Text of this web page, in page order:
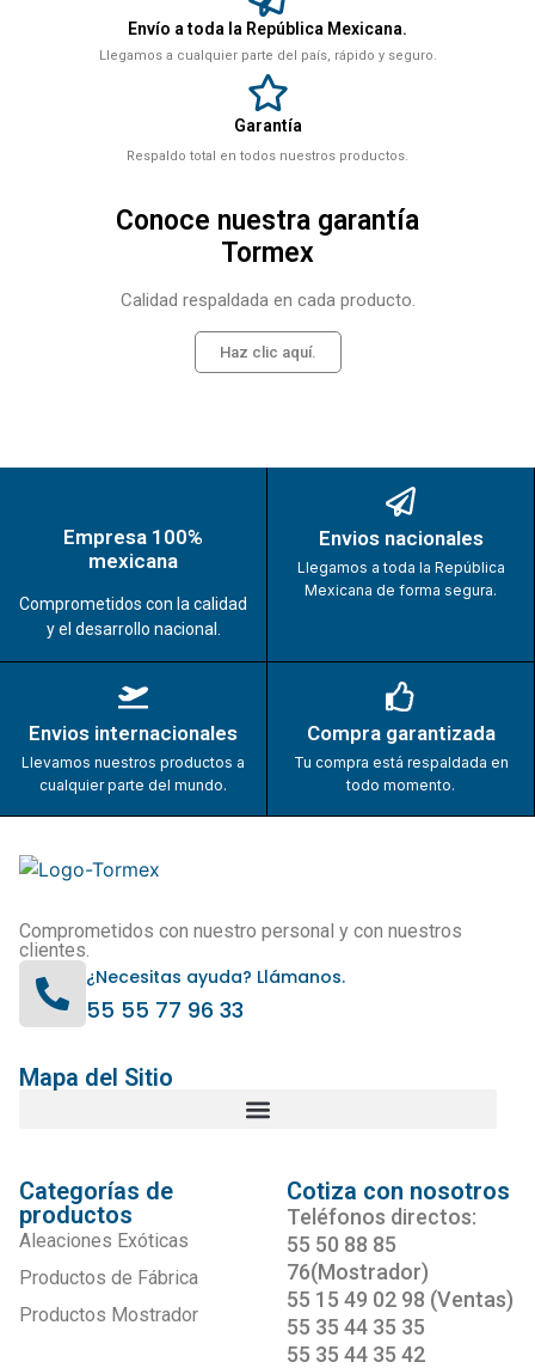
Envío a toda la República Mexicana.
Llegamos a cualquier parte del país, rápido y seguro.
Garantía
Respaldo total en todos nuestros productos.
Conoce nuestra garantía
Tormex
Calidad respaldada en cada producto.
Haz clic aquí.
Empresa 100%
mexicana
Comprometidos con la calidad
y el desarrollo nacional.
Envios nacionales
Llegamos a toda la República
Mexicana de forma segura.
Envios internacionales
Llevamos nuestros productos a
cualquier parte del mundo.
Compra garantizada
Tu compra está respaldada en
todo momento.
Comprometidos con nuestro personal y con nuestros
clientes.
¿Necesitas ayuda? Llámanos.
55 55 77 96 33
Mapa del Sitio
Categorías de
productos
Aleaciones Exóticas
Productos de Fábrica
Productos Mostrador
Cotiza con nosotros
Teléfonos directos:
55 50 88 85
76(Mostrador)
55 15 49 02 98 (Ventas)
55 35 44 35 35
55 35 44 35 42